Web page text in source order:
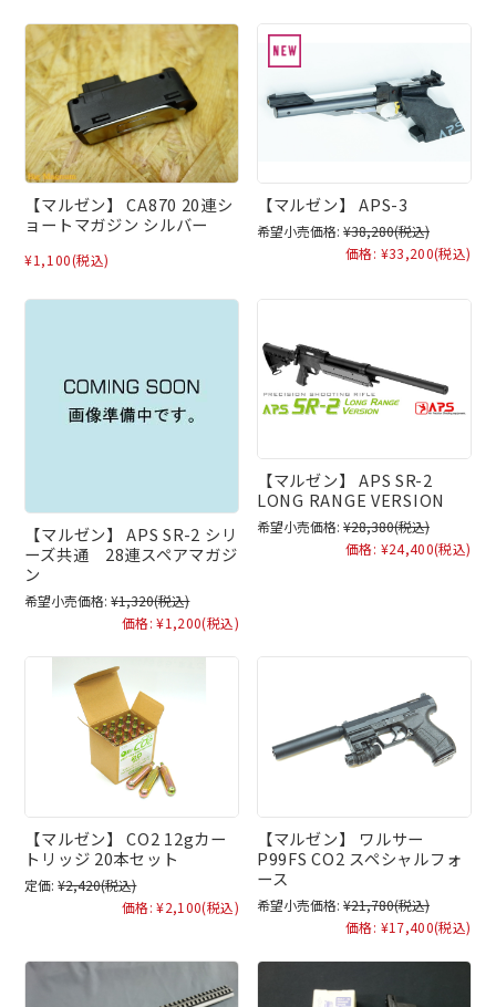
【マルゼン】 CA870 20連シ
ョートマガジン シルバー
¥1,100(税込)
【マルゼン】 APS-3
希望小売価格: ¥38,280(税込)
価格: ¥33,200(税込)
【マルゼン】 APS SR-2 シリ
ーズ共通 28連スペアマガジ
ン
希望小売価格: ¥1,320(税込)
価格: ¥1,200(税込)
【マルゼン】 APS SR-2
LONG RANGE VERSION
希望小売価格: ¥28,380(税込)
価格: ¥24,400(税込)
【マルゼン】 CO2 12gカー
トリッジ 20本セット
定価: ¥2,420(税込)
価格: ¥2,100(税込)
【マルゼン】 ワルサー
P99FS CO2 スペシャルフォ
ース
希望小売価格: ¥21,780(税込)
価格: ¥17,400(税込)